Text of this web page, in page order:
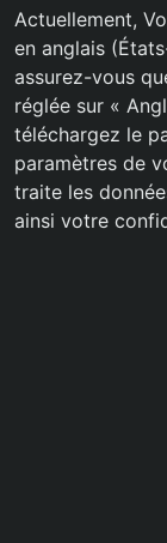
Actuellement,
en anglais
assurez-vous
réglée sur «
téléchargez le
paramètres de
traite les
ainsi votre